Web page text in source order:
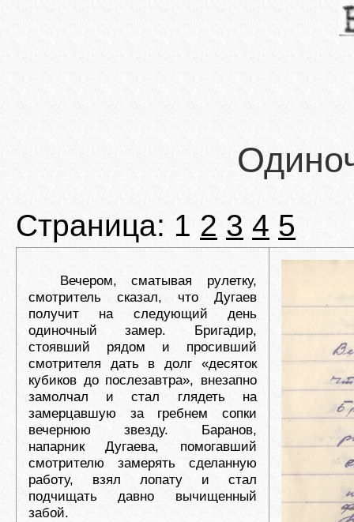
Страница: 1 2 3 4 5
Вечером, сматывая рулетку,
смотритель сказал, что Дугаев
получит на следующий день
одиночный замер. Бригадир,
стоявший рядом и просивший
смотрителя дать в долг «десяток
кубиков до послезавтра», внезапно
замолчал и стал глядеть на
замерцавшую за гребнем сопки
вечернюю звезду. Баранов,
напарник Дугаева, помогавший
смотрителю замерять сделанную
работу, взял лопату и стал
подчищать давно вычищенный
забой.